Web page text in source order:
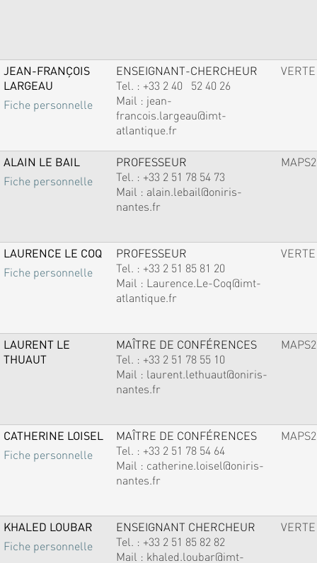
JEAN-FRANÇOIS
LARGEAU
Fiche personnelle
ENSEIGNANT-CHERCHEUR
Tel. : +33 2 40 52 40 26
Mail : jean-
francois.largeau@imt-
atlantique.fr
VERTE
ALAIN LE BAIL
Fiche personnelle
PROFESSEUR
Tel. : +33 2 51 78 54 73
Mail : alain.lebail@oniris-
nantes.fr
MAPS2
LAURENCE LE COQ
Fiche personnelle
PROFESSEUR
Tel. : +33 2 51 85 81 20
Mail : Laurence.Le-Coq@imt-
atlantique.fr
VERTE
LAURENT LE
THUAUT
MAÎTRE DE CONFÉRENCES
Tel. : +33 2 51 78 55 10
Mail : laurent.lethuaut@oniris-
nantes.fr
MAPS2
CATHERINE LOISEL
Fiche personnelle
MAÎTRE DE CONFÉRENCES
Tel. : +33 2 51 78 54 64
Mail : catherine.loisel@oniris-
nantes.fr
MAPS2
KHALED LOUBAR
Fiche personnelle
ENSEIGNANT CHERCHEUR
Tel. : +33 2 51 85 82 82
Mail : khaled.loubar@imt-
VERTE